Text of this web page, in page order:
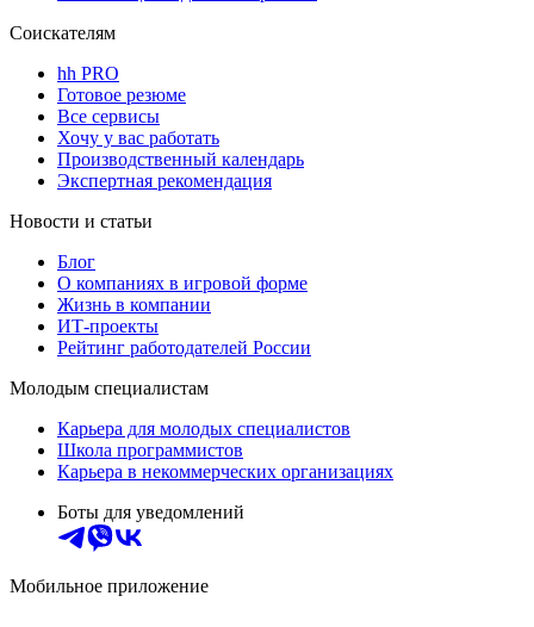
Соискателям
hh PRO
Готовое резюме
Все сервисы
Хочу у вас работать
Производственный календарь
Экспертная рекомендация
Новости и статьи
Блог
О компаниях в игровой форме
Жизнь в компании
ИТ-проекты
Рейтинг работодателей России
Молодым специалистам
Карьера для молодых специалистов
Школа программистов
Карьера в некоммерческих организациях
Боты для уведомлений
Мобильное приложение